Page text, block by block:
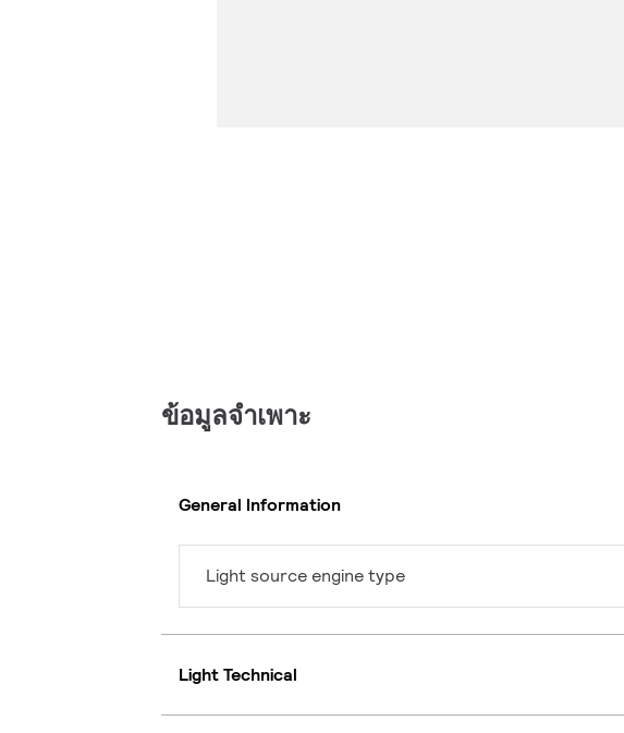
ข้อมูลจำเพาะ
General Information
Light source engine type
Light Technical